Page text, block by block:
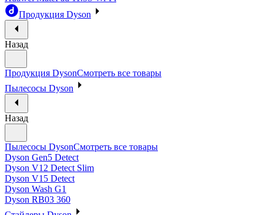
Продукция Dyson
Назад
Продукция DysonСмотреть все товары
Пылесосы Dyson
Назад
Пылесосы DysonСмотреть все товары
Dyson Gen5 Detect
Dyson V12 Detect Slim
Dyson V15 Detect
Dyson Wash G1
Dyson RB03 360